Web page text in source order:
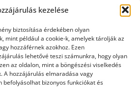
kezelése
biztosítása érdekében olyan
mint például a cookie-k, amelyek tárolják az
hozzáférnek azokhoz. Ezen
lehetővé teszi számunkra, hogy olyan
az oldalon, mint a böngészési viselkedés
A hozzájárulás elmaradása vagy
befolyásolhat bizonyos funkciókat és